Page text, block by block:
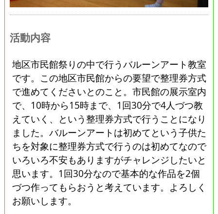
活動内容
地区市民館祭りの中で行うバルーンアート教室
です。この地区市民館からの要望で整理券方式
で進めてくださいとのこと。市民館の展示室内
で、10時から15時まで、1回30分で4人づつ教
えていく、という整理券方式で行うことになり
ました。バルーンアートは初めてという子供た
ちを対象に整理券方式で行うのは初めてなので
いろいろ不安もありますがチャレンジしたいと
思います。1回30分なので基本的な作品を2個
づつ作ってもらおうと考えています。よろしく
お願いします。